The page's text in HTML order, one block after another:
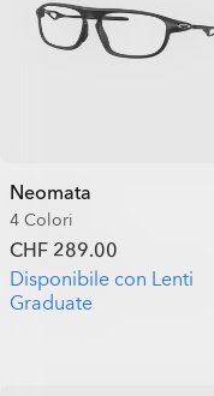
Neomata
4 Colori
CHF 289.00
Disponibile con Lenti
Graduate